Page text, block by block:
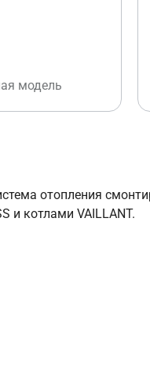
модель
отопления
и котлами VAILLANT.